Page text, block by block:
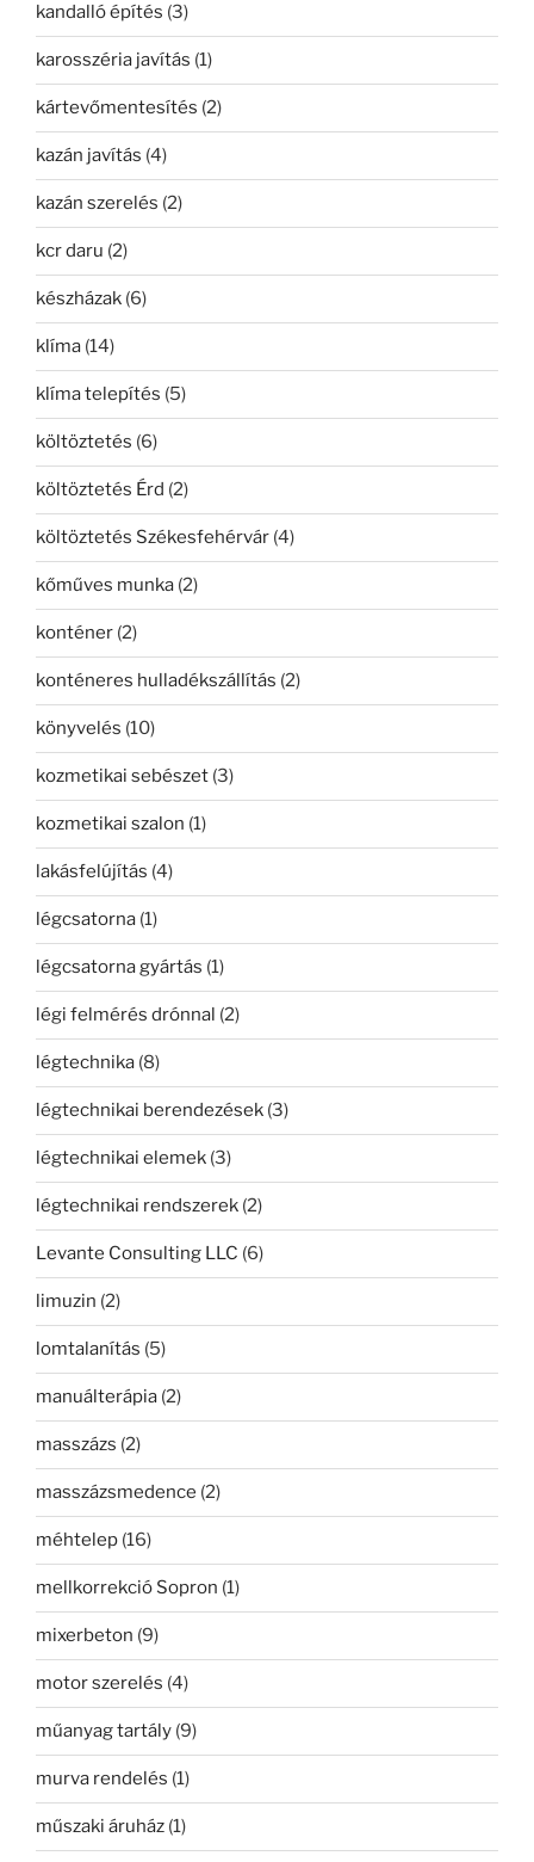
kandalló építés (3)
karosszéria javítás (1)
kártevőmentesítés (2)
kazán javítás (4)
kazán szerelés (2)
kcr daru (2)
készházak (6)
klíma (14)
klíma telepítés (5)
költöztetés (6)
költöztetés Érd (2)
költöztetés Székesfehérvár (4)
kőműves munka (2)
konténer (2)
konténeres hulladékszállítás (2)
könyvelés (10)
kozmetikai sebészet (3)
kozmetikai szalon (1)
lakásfelújítás (4)
légcsatorna (1)
légcsatorna gyártás (1)
légi felmérés drónnal (2)
légtechnika (8)
légtechnikai berendezések (3)
légtechnikai elemek (3)
légtechnikai rendszerek (2)
Levante Consulting LLC (6)
limuzin (2)
lomtalanítás (5)
manuálterápia (2)
masszázs (2)
masszázsmedence (2)
méhtelep (16)
mellkorrekció Sopron (1)
mixerbeton (9)
motor szerelés (4)
műanyag tartály (9)
murva rendelés (1)
műszaki áruház (1)